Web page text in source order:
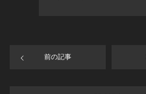
前の記事